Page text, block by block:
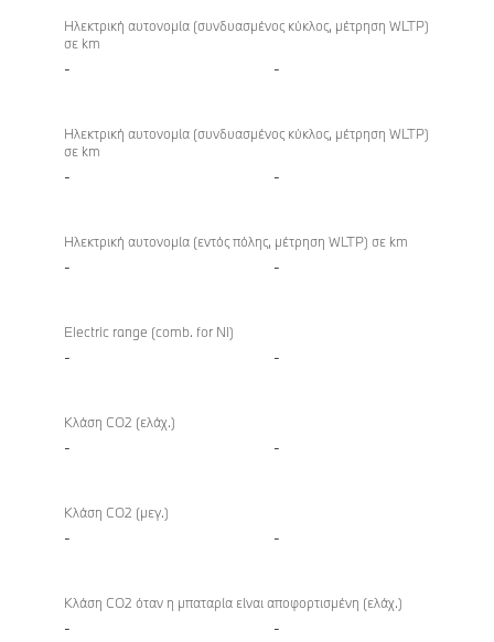
Ηλεκτρική αυτονομία (συνδυασμένος κύκλος, μέτρηση WLTP)
σε km
- -
Ηλεκτρική αυτονομία (συνδυασμένος κύκλος, μέτρηση WLTP)
σε km
- -
Ηλεκτρική αυτονομία (εντός πόλης, μέτρηση WLTP) σε km
- -
Electric range (comb. for NI)
- -
Κλάση CO2 (ελάχ.)
- -
Κλάση CO2 (μεγ.)
- -
Κλάση CO2 όταν η μπαταρία είναι αποφορτισμένη (ελάχ.)
- -